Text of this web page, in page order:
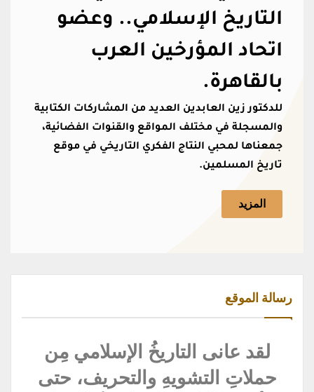
التاريخ الإسلامي.. وعضو
اتحاد المؤرخين العرب
بالقاهرة.
للدكتور زين العابدين العديد من المشاركات الكتابية
والمسجلة في مختلف المواقع والقنوات الفضائية،
جمعناها لمحبي النتاج الفكري التاريخي في موقع
تاريخ المسلمين.
المزيد
رسالة الموقع
لقد عانى التاريخُ الإسلامي مِن
حملاتِ التشويهِ والتحريف، حتى